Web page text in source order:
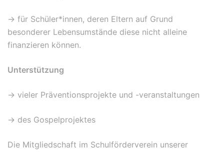
-> für Schüler*innen, deren Eltern auf Grund
besonderer Lebensumstände diese nicht alleine
finanzieren können.
Unterstützung
-> vieler Präventionsprojekte und -veranstaltungen
-> des Gospelprojektes
Die Mitgliedschaft im Schulförderverein unserer